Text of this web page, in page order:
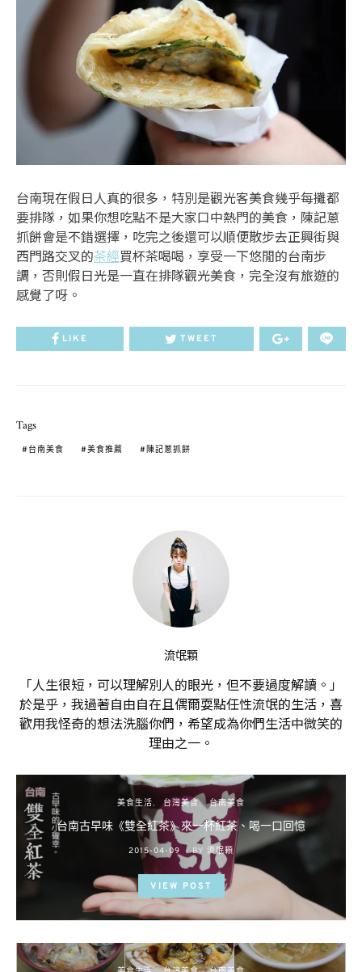
台南現在假日人真的很多，特別是觀光客美食幾乎每攤都
要排隊，如果你想吃點不是大家口中熱門的美食，陳記蔥
抓餅會是不錯選擇，吃完之後還可以順便散步去正興街與
西門路交叉的茶經買杯茶喝喝，享受一下悠閒的台南步
調，否則假日光是一直在排隊觀光美食，完全沒有旅遊的
感覺了呀。
LIKE TWEET
Tags
台南美食 美食推薦 陳記蔥抓餅
流氓顆
「人生很短，可以理解別人的眼光，但不要過度解讀。」
於是乎，我過著自由自在且偶爾耍點任性流氓的生活，喜
歡用我怪奇的想法洗腦你們，希望成為你們生活中微笑的
理由之一。
美食生活 台灣美食 台南美食
台南古早味《雙全紅茶》來一杯紅茶、喝一口回憶
POSTED
2015-04-09 BY 流氓顆
VIEW POST